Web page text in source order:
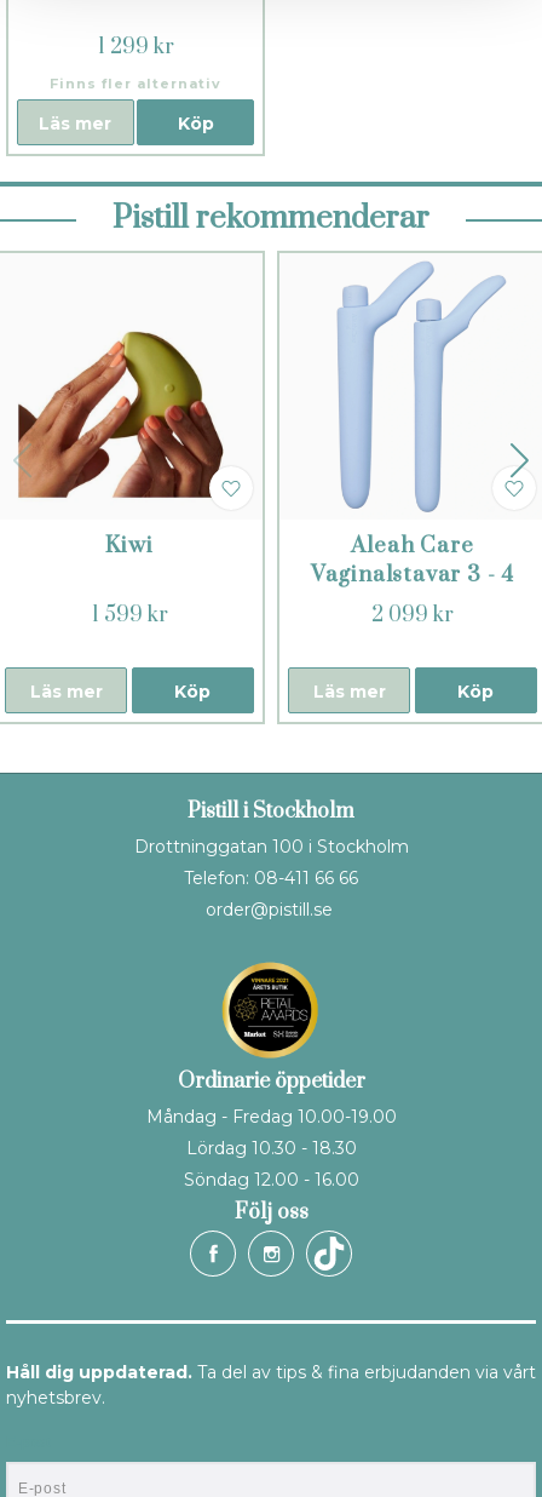
1 299 kr
Finns fler alternativ
Köp
Läs mer
Pistill rekommenderar
Kiwi
1 599 kr
Köp
Läs mer
Aleah Care
Vaginalstavar 3 - 4
2 099 kr
Köp
Läs mer
Pistill i Stockholm
Drottninggatan 100 i Stockholm
Telefon: 08-411 66 66
order@pistill.se
Ordinarie öppetider
Måndag - Fredag 10.00-19.00
Lördag 10.30 - 18.30
Söndag 12.00 - 16.00
Följ oss
Håll dig uppdaterad. Ta del av tips & fina erbjudanden via vårt
nyhetsbrev.